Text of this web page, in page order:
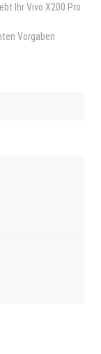
Ihr Vivo X200 Pro
Vorgaben